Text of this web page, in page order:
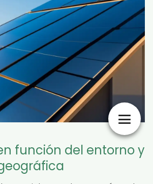
función del entorno y